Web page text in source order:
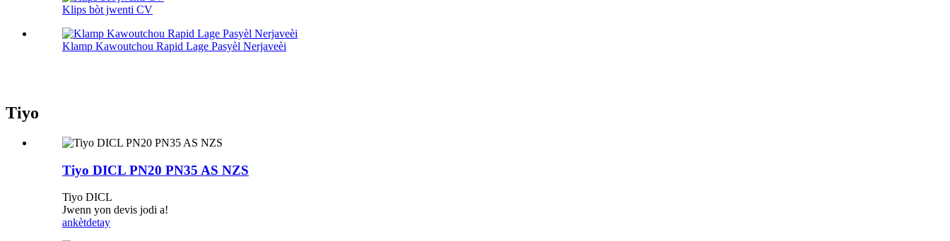
Klips bòt jwenti CV
Klamp Kawoutchou Rapid Lage Pasyèl Nerjaveèi
Tiyo
Tiyo DICL PN20 PN35 AS NZS
Tiyo DICL
Jwenn yon devis jodi a!
ankètdetay